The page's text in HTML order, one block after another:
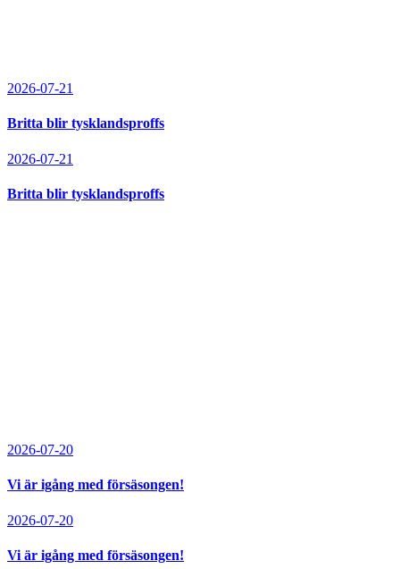
2026-07-21
Britta blir tysklandsproffs
2026-07-21
Britta blir tysklandsproffs
2026-07-20
Vi är igång med försäsongen!
2026-07-20
Vi är igång med försäsongen!